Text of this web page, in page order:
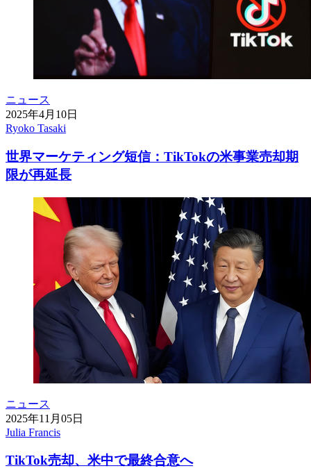
ニュース
2025年4月10日
Ryoko Tasaki
世界マーケティング短信：TikTokの米事業売却期
限が再延長
ニュース
2025年11月05日
Julia Francis
TikTok売却、米中で最終合意へ